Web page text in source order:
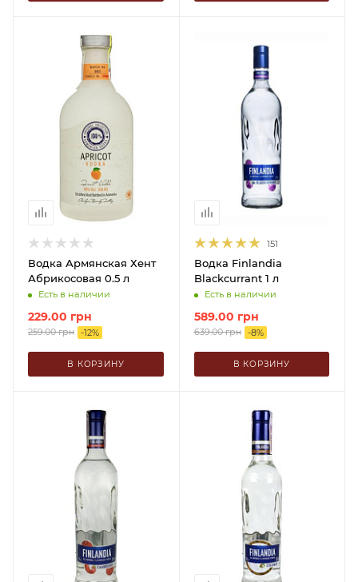
Водка Армянская Хент
Абрикосовая 0.5 л
Есть в наличии
229.00 грн
259.00грн -12%
В КОРЗИНУ
151
Водка Finlandia
Blackcurrant 1 л
Есть в наличии
589.00 грн
639.00грн -8%
В КОРЗИНУ